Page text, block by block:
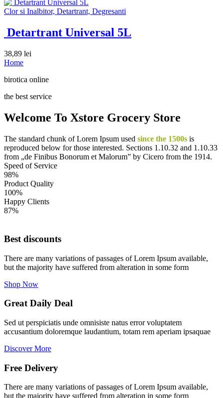
Clor si Inalbitor, Detartrant, Degresanti
Detartrant Universal 5L
38,89 lei
Home
birotica online
the best service
Welcome To Xstore Grocery Store
The standard chunk of Lorem Ipsum used since the 1500s is
reproduced below for those interested. Sections 1.10.32 and 1.10.33
from „de Finibus Bonorum et Malorum” by Cicero from the 1914.
Speed of Service
98%
Product Quality
100%
Happy Clients
87%
Best discounts
There are many variations of passages of Lorem Ipsum available,
but the majority have suffered from alteration in some form
Shop Now
Great Daily Deal
Sed ut perspiciatis unde omnisiste natus error voluptatem
accusantium doloremque laudantium, totam rem aperiam ipsaquae
Discover More
Free Delivery
There are many variations of passages of Lorem Ipsum available,
but the majority have suffered from alteration in some form